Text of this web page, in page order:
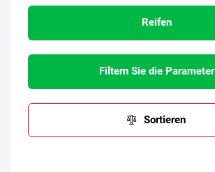
Reifen
Filtern Sie die Parameter
Sortieren